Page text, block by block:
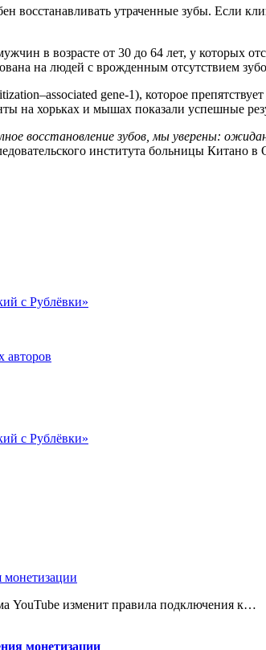
восстанавливать утраченные зубы. Если
в возрасте от 30 до 64 лет, у которых
на людей с врожденным отсутствием
gene-1), которое
на хорьках и мышах показали успешные
восстановление зубов, мы уверены:
института больницы Китано в
с Рублёвки»
авторов
с Рублёвки»
монетизации
YouTube изменит правила подключения к…
монетизации